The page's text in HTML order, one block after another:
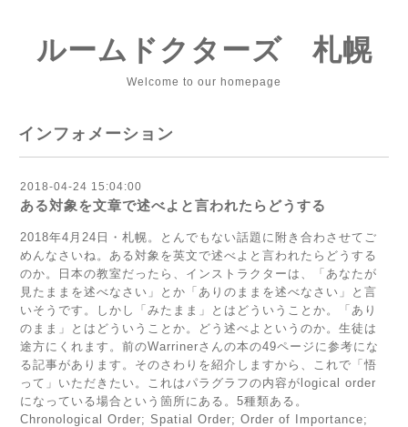
ルームドクターズ 札幌
Welcome to our homepage
インフォメーション
2018-04-24 15:04:00
ある対象を文章で述べよと言われたらどうする
2018年4月24日・札幌。とんでもない話題に附き合わさせてご
めんなさいね。ある対象を英文で述べよと言われたらどうする
のか。日本の教室だったら、インストラクターは、「あなたが
見たままを述べなさい」とか「ありのままを述べなさい」と言
いそうです。しかし「みたまま」とはどういうことか。「あり
のまま」とはどういうことか。どう述べよというのか。生徒は
途方にくれます。前のWarrinerさんの本の49ページに参考にな
る記事があります。そのさわりを紹介しますから、これで「悟
って」いただきたい。これはパラグラフの内容がlogical order
になっている場合という箇所にある。5種類ある。
Chronological Order; Spatial Order; Order of Importance;